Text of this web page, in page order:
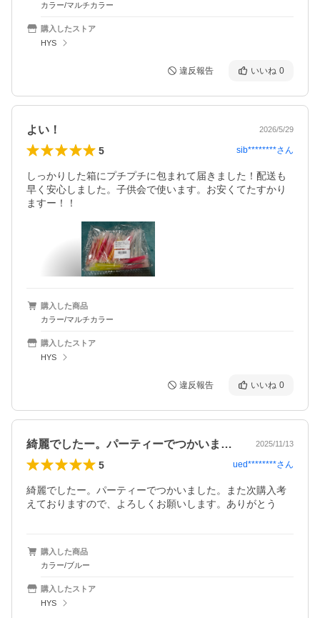
カラー/マルチカラー
購入したストア
HYS
違反報告 いいね 0
よい！ 2026/5/29
5 sib********さん
しっかりした箱にプチプチに包まれて届きました！配送も
早く安心しました。子供会で使います。お安くてたすかり
ますー！！
購入した商品
カラー/マルチカラー
購入したストア
HYS
違反報告 いいね 0
綺麗でしたー。パーティーでつかいました… 2025/11/13
5 ued********さん
綺麗でしたー。パーティーでつかいました。また次購入考
えておりますので、よろしくお願いします。ありがとう
購入した商品
カラー/ブルー
購入したストア
HYS